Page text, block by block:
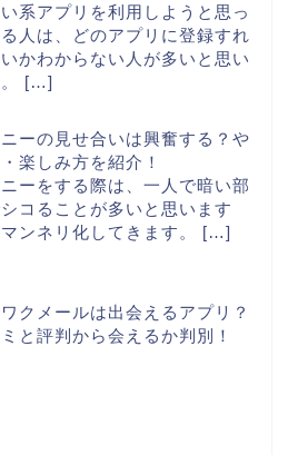
系アプリを利用しようと思っ
人は、どのアプリに登録すれ
かわからない人が多いと思い
[…]
ーの見せ合いは興奮する？や
楽しみ方を紹介！
ーをする際は、一人で暗い部
コることが多いと思います
ンネリ化してきます。 […]
クメールは出会えるアプリ？
と評判から会えるか判別！